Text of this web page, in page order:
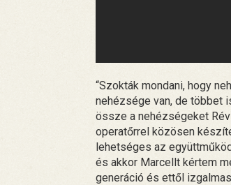
“Szokták mondani, hogy
nehézsége van, de többet
össze a nehézségeket
operatőrrel közösen
lehetséges az
és akkor Marcellt kértem
generáció és ettől